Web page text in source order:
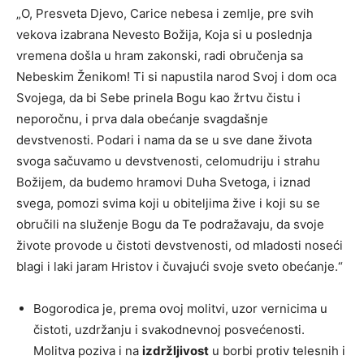
„O, Presveta Djevo, Carice nebesa i zemlje, pre svih
vekova izabrana Nevesto Božija, Koja si u poslednja
vremena došla u hram zakonski, radi obručenja sa
Nebeskim Ženikom! Ti si napustila narod Svoj i dom oca
Svojega, da bi Sebe prinela Bogu kao žrtvu čistu i
neporočnu, i prva dala obećanje svagdašnje
devstvenosti. Podari i nama da se u sve dane života
svoga sačuvamo u devstvenosti, celomudriju i strahu
Božijem, da budemo hramovi Duha Svetoga, i iznad
svega, pomozi svima koji u obiteljima žive i koji su se
obručili na služenje Bogu da Te podražavaju, da svoje
živote provode u čistoti devstvenosti, od mladosti noseći
blagi i laki jaram Hristov i čuvajući svoje sveto obećanje.“
Bogorodica je, prema ovoj molitvi, uzor vernicima u
čistoti, uzdržanju i svakodnevnoj posvećenosti.
Molitva poziva i na izdržljivost u borbi protiv telesnih i